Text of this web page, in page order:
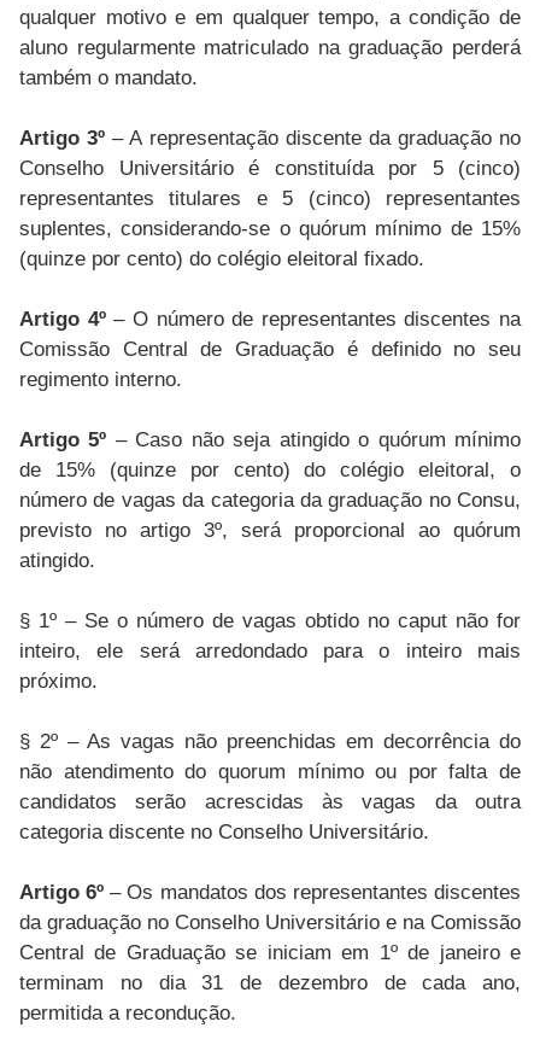
qualquer motivo e em qualquer tempo, a condição de
aluno regularmente matriculado na graduação perderá
também o mandato.
Artigo 3º– A representação discente da graduação no
Conselho Universitário é constituída por 5 (cinco)
representantes titulares e 5 (cinco) representantes
suplentes, considerando-se o quórum mínimo de 15%
(quinze por cento) do colégio eleitoral fixado.
Artigo 4º– O número de representantes discentes na
Comissão Central de Graduação é definido no seu
regimento interno.
Artigo 5º – Caso não seja atingido o quórum mínimo
de 15% (quinze por cento) do colégio eleitoral, o
número de vagas da categoria da graduação no Consu,
previsto no artigo 3º, será proporcional ao quórum
atingido.
§ 1º – Se o número de vagas obtido no caput não for
inteiro, ele será arredondado para o inteiro mais
próximo.
§ 2º – As vagas não preenchidas em decorrência do
não atendimento do quorum mínimo ou por falta de
candidatos serão acrescidas às vagas da outra
categoria discente no Conselho Universitário.
Artigo 6º – Os mandatos dos representantes discentes
da graduação no Conselho Universitário e na Comissão
Central de Graduação se iniciam em 1º de janeiro e
terminam no dia 31 de dezembro de cada ano,
permitida a recondução.